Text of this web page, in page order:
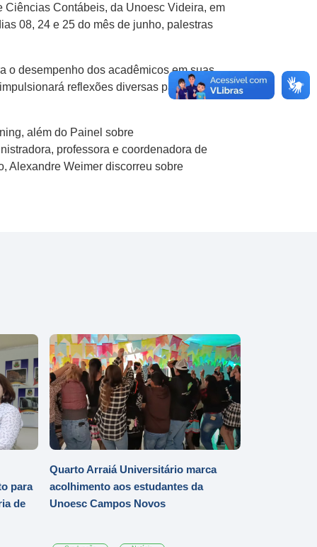
Ciências Contábeis, da Unoesc Videira, em
08, 24 e 25 do mês de junho, palestras
o desempenho dos acadêmicos em suas
reflexões diversas para o
além do Painel sobre
professora e coordenadora de
Alexandre Weimer discorreu sobre
para
de
Quarto Arraiá Universitário marca
acolhimento aos estudantes da
Unoesc Campos Novos